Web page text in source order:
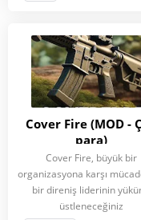
Cover Fire (MOD -
para)
Cover Fire, büyük bir
organizasyona karşı
bir direniş liderinin
üstleneceğiniz